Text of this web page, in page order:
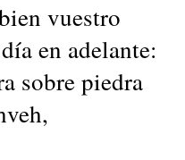
vuestro
en adelante:
sobre piedra